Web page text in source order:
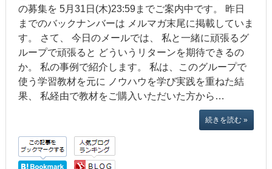
の募集を 5月31日(木)23:59までご案内中です。 昨日
までのバックナンバーは メルマガ末尾に掲載していま
す。 さて、 今日のメールでは、 私と一緒に頑張るグ
ループで頑張ると どういうリターンを期待できるの
か。 私の事例で紹介します。 私は、このグループで
使う学習教材を元に ノウハウを学び実践を重ねた結
果、 私経由で教材をご購入いただいた方から…
続きを読む »